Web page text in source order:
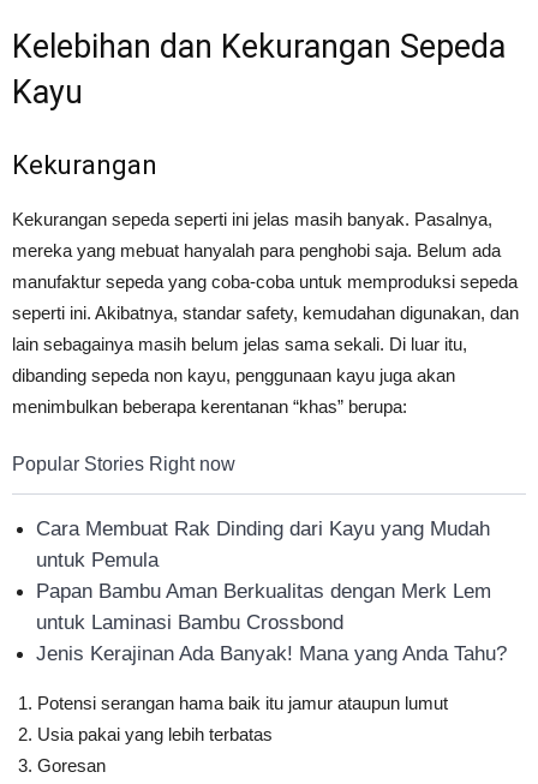
Kelebihan dan Kekurangan Sepeda
Kayu
Kekurangan
Kekurangan sepeda seperti ini jelas masih banyak. Pasalnya,
mereka yang mebuat hanyalah para penghobi saja. Belum ada
manufaktur sepeda yang coba-coba untuk memproduksi sepeda
seperti ini. Akibatnya, standar safety, kemudahan digunakan, dan
lain sebagainya masih belum jelas sama sekali. Di luar itu,
dibanding sepeda non kayu, penggunaan kayu juga akan
menimbulkan beberapa kerentanan “khas” berupa:
Popular Stories Right now
Cara Membuat Rak Dinding dari Kayu yang Mudah
untuk Pemula
Papan Bambu Aman Berkualitas dengan Merk Lem
untuk Laminasi Bambu Crossbond
Jenis Kerajinan Ada Banyak! Mana yang Anda Tahu?
Potensi serangan hama baik itu jamur ataupun lumut
Usia pakai yang lebih terbatas
Goresan